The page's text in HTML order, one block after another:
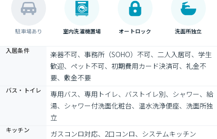
駐車場あり 室内洗濯機置場 オートロック 洗面所独立
入居条件
楽器不可、事務所（SOHO）不可、二人入居可、学生
歓迎、ペット不可、初期費用カード決済可、礼金不
要、敷金不要
バス・トイレ
専用バス、専用トイレ、バストイレ別、シャワー、給
湯、シャワー付洗面化粧台、温水洗浄便座、洗面所独
立
キッチン ガスコンロ対応、2口コンロ、システムキッチン